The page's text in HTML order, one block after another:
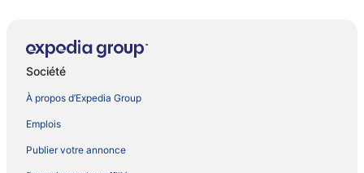
Société
À propos d’Expedia Group
Emplois
Publier votre annonce